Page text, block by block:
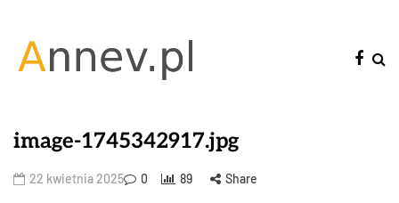
image-1745342917.jpg
22 kwietnia 2025 0 89 Share